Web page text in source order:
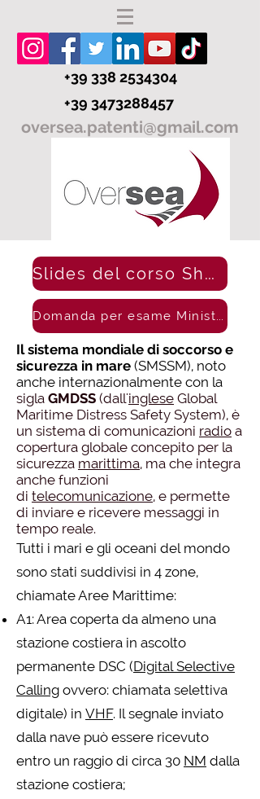
+39 338 2534304
+39 3473288457
oversea.patenti@gmail.com
Slides del corso Short Range
Domanda per esame Ministero
Il sistema mondiale di soccorso e
sicurezza in mare (SMSSM), noto
anche internazionalmente con la
sigla GMDSS (dall'inglese Global
Maritime Distress Safety System), è
un sistema di comunicazioni radio a
copertura globale concepito per la
sicurezza marittima, ma che integra
anche funzioni
di telecomunicazione, e permette
di inviare e ricevere messaggi in
tempo reale.
Tutti i mari e gli oceani del mondo
sono stati suddivisi in 4 zone,
chiamate Aree Marittime:
A1: Area coperta da almeno una
stazione costiera in ascolto
permanente DSC (Digital Selective
Calling ovvero: chiamata selettiva
digitale) in VHF. Il segnale inviato
dalla nave può essere ricevuto
entro un raggio di circa 30 NM dalla
stazione costiera;